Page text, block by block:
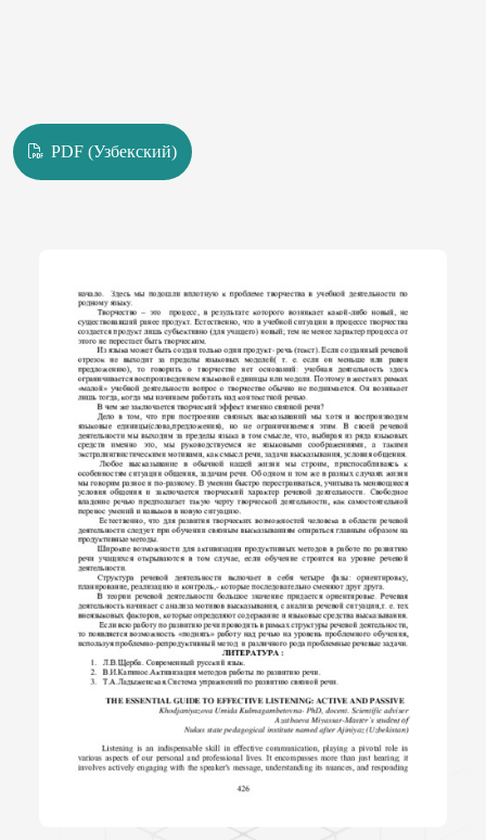
PDF (Узбекский)